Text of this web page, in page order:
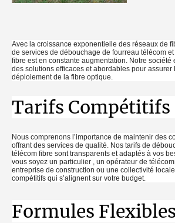
Avec la croissance exponentielle des réseaux de
de services de débouchage de fourreau télécom
fibre est en constante augmentation. Notre société
des solutions efficaces et abordables pour assurer
déploiement de la fibre optique.
Tarifs Compétitifs
Nous comprenons l’importance de maintenir des
offrant des services de qualité. Nos tarifs de
télécom fibre sont transparents et adaptés à vos
vous soyez un particulier , un opérateur de
entreprise de construction ou une collectivité
compétitifs qui s’alignent sur votre budget.
Formules Flexibles